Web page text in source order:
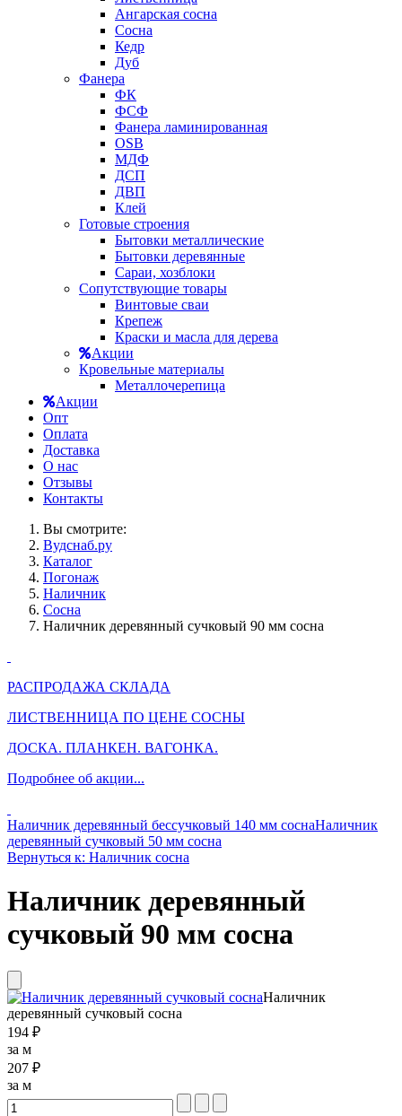
Ангарская сосна
Сосна
Кедр
Дуб
Фанера
ФК
ФСФ
Фанера ламинированная
OSB
МДФ
ДСП
ДВП
Клей
Готовые строения
Бытовки металлические
Бытовки деревянные
Сараи, хозблоки
Сопутствующие товары
Винтовые сваи
Крепеж
Краски и масла для дерева
Акции
Кровельные материалы
Металлочерепица
Акции
Опт
Оплата
Доставка
О нас
Отзывы
Контакты
Вы смотрите:
Вудснаб.ру
Каталог
Погонаж
Наличник
Сосна
Наличник деревянный сучковый 90 мм сосна
РАСПРОДАЖА СКЛАДА
ЛИСТВЕННИЦА ПО ЦЕНЕ СОСНЫ
ДОСКА. ПЛАНКЕН. ВАГОНКА.
Подробнее об акции...
Наличник деревянный бессучковый 140 мм соснаНаличник
деревянный сучковый 50 мм сосна
Вернуться к: Наличник сосна
Наличник деревянный
сучковый 90 мм сосна
Наличник
деревянный сучковый сосна
194 ₽
за м
207 ₽
за м